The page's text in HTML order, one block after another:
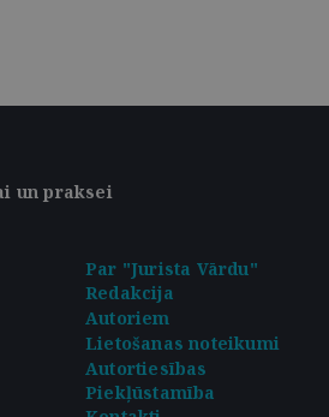
un praksei
Par "Jurista Vārdu"
Redakcija
Autoriem
Lietošanas noteikumi
Autortiesības
Piekļūstamība